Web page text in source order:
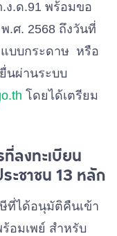
ง.ด.91 พร้อมขอ
.ศ. 2568 ถึงวันที่
บบกระดาษ หรือ
นผ่านระบบ
โดยได้เตรียม
ลงทะเบียน
ะชาชน 13 หลัก
ที่ได้อนุมัติคืนเข้า
อมเพย์ สำหรับ